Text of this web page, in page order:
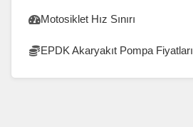
Motosiklet Hız Sınırı
EPDK Akaryakıt Pompa Fiyatları